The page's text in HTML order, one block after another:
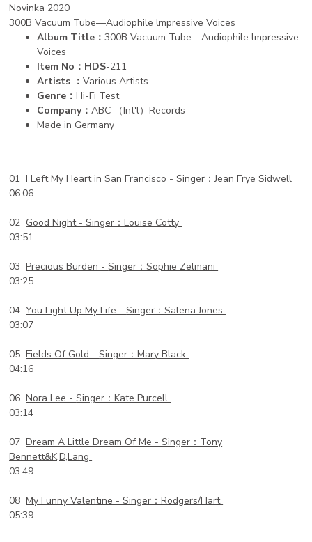
Novinka 2020
300B Vacuum Tube—Audiophile lmpressive Voices
Album Title：300B Vacuum Tube—Audiophile lmpressive
Voices
Item No：HDS-211
Artists ：Various Artists
Genre：Hi-Fi Test
Company：ABC （Int'l）Records
Made in Germany
01I Left My Heart in San Francisco -Singer：Jean Frye Sidwell
06:06
02 Good Night -Singer：Louise Cotty
03:51
03Precious Burden -Singer：Sophie Zelmani
03:25
04You Light Up My Life -Singer：Salena Jones
03:07
05Fields Of Gold -Singer：Mary Black
04:16
06Nora Lee -Singer：Kate Purcell
03:14
07Dream A Little Dream Of Me -Singer：Tony
Bennett&K,D,Lang
03:49
08My Funny Valentine -Singer：Rodgers/Hart
05:39